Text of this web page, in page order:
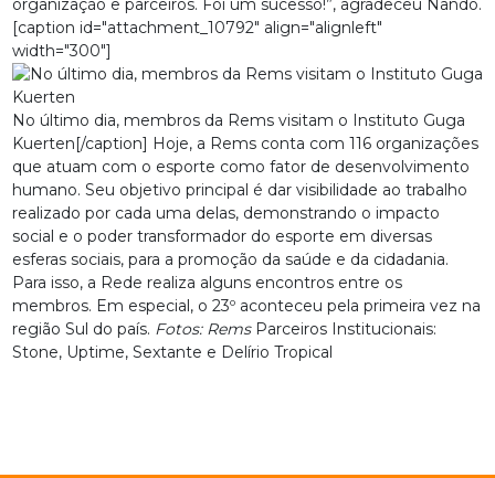
organização e parceiros. Foi um sucesso!”, agradeceu Nando.
[caption id="attachment_10792" align="alignleft"
width="300"]
No último dia, membros da Rems visitam o Instituto Guga
Kuerten[/caption] Hoje, a Rems conta com 116 organizações
que atuam com o esporte como fator de desenvolvimento
humano. Seu objetivo principal é dar visibilidade ao trabalho
realizado por cada uma delas, demonstrando o impacto
social e o poder transformador do esporte em diversas
esferas sociais, para a promoção da saúde e da cidadania.
Para isso, a Rede realiza alguns encontros entre os
membros. Em especial, o 23º aconteceu pela primeira vez na
região Sul do país. Fotos: RemsParceiros Institucionais:
Stone, Uptime, Sextante e Delírio Tropical